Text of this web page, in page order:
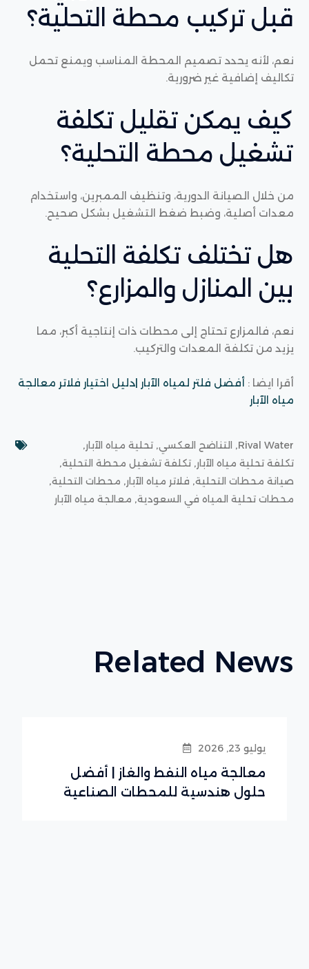
قبل تركيب محطة التحلية؟
نعم، لأنه يحدد تصميم المحطة المناسب ويمنع تحمل
تكاليف إضافية غير ضرورية.
كيف يمكن تقليل تكلفة
تشغيل محطة التحلية؟
من خلال الصيانة الدورية، وتنظيف الممبرين، واستخدام
معدات أصلية، وضبط ضغط التشغيل بشكل صحيح.
هل تختلف تكلفة التحلية
بين المنازل والمزارع؟
نعم، فالمزارع تحتاج إلى محطات ذات إنتاجية أكبر، مما
يزيد من تكلفة المعدات والتركيب.
أقرا ايضا : أفضل فلتر لمياه الآبار |دليل اختيار فلاتر معالجة
مياه الآبار
Rival Water
, التناضح العكسي,تحلية مياه الآبار,
تكلفة تحلية مياه الآبار,تكلفة تشغيل محطة التحلية,
صيانة محطات التحلية, فلاتر مياه الآبار, محطات التحلية,
محطات تحلية المياه في السعودية, معالجة مياه الآبار
Related News
يوليو 23, 2026
معالجة مياه النفط والغاز | أفضل
حلول هندسية للمحطات الصناعية